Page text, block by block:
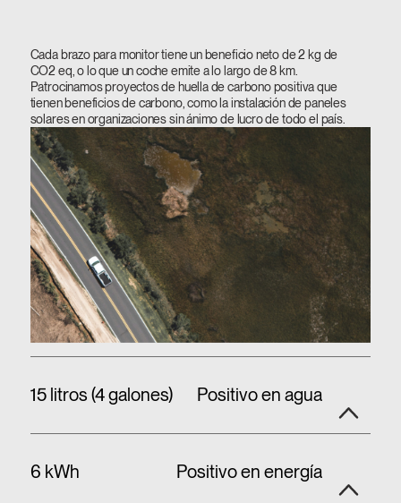
Cada brazo para monitor tiene un beneficio neto de 2 kg de
CO2 eq, o lo que un coche emite a lo largo de 8 km.
Patrocinamos proyectos de huella de carbono positiva que
tienen beneficios de carbono, como la instalación de paneles
solares en organizaciones sin ánimo de lucro de todo el país.
15 litros (4 galones) Positivo en agua
6 kWh Positivo en energía